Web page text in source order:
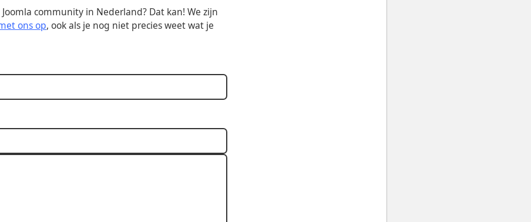
community in Nederland? Dat kan! We zijn
ons op, ook als je nog niet precies weet wat je